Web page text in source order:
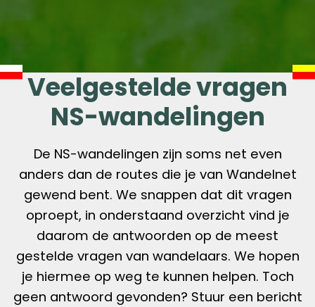
Veelgestelde vragen
NS-wandelingen
De NS-wandelingen zijn soms net even
anders dan de routes die je van Wandelnet
gewend bent. We snappen dat dit vragen
oproept, in onderstaand overzicht vind je
daarom de antwoorden op de meest
gestelde vragen van wandelaars. We hopen
je hiermee op weg te kunnen helpen. Toch
geen antwoord gevonden? Stuur een bericht